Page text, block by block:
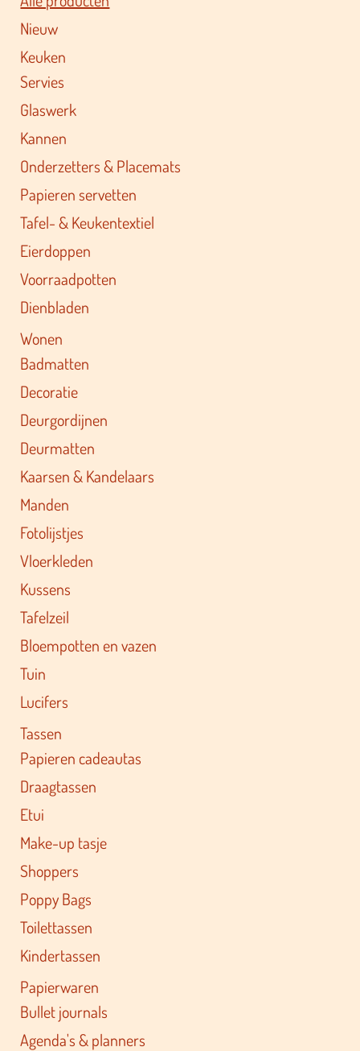
Nieuw
Keuken
Servies
Glaswerk
Kannen
Onderzetters & Placemats
Papieren servetten
Tafel- & Keukentextiel
Eierdoppen
Voorraadpotten
Dienbladen
Wonen
Badmatten
Decoratie
Deurgordijnen
Deurmatten
Kaarsen & Kandelaars
Manden
Fotolijstjes
Vloerkleden
Kussens
Tafelzeil
Bloempotten en vazen
Tuin
Lucifers
Tassen
Papieren cadeautas
Draagtassen
Etui
Make-up tasje
Shoppers
Poppy Bags
Toilettassen
Kindertassen
Papierwaren
Bullet journals
Agenda's & planners